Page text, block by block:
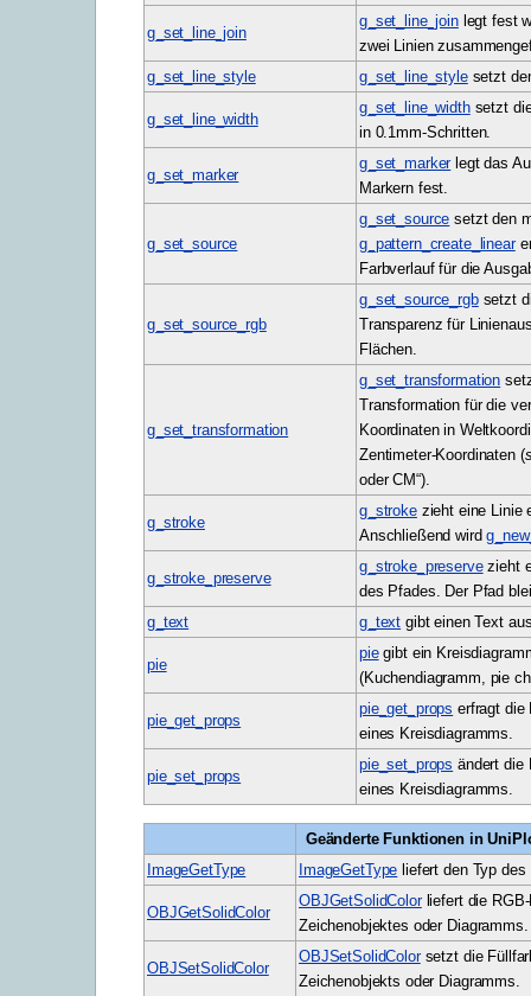
g_set_line_join
g_set_line_joinlegt fest
zwei Linien
g_set_line_style
g_set_line_stylesetzt
g_set_line_width
g_set_line_widthsetzt
in 0.1mm-Schritten.
g_set_marker
g_set_markerlegt das
Markern fest.
g_set_source
g_set_source setzt den
g_pattern_create_linear
Farbverlauf für die
g_set_source_rgb
g_set_source_rgbsetzt
Transparenz für
Flächen.
g_set_transformation
g_set_transformation
Transformation für die
Koordinaten in
Zentimeter-Koordinaten (
oder CM“).
g_stroke
g_strokezieht eine Linie
Anschließend wird
g_stroke_preserve
g_stroke_preservezieht
des Pfades. Der Pfad
g_text
g_text gibt einen Text
pie
piegibt ein
(Kuchendiagramm, pie
pie_get_props
pie_get_props erfragt die
eines Kreisdiagramms.
pie_set_props
pie_set_props ändert die
eines Kreisdiagramms.
Geänderte Funktionen in
ImageGetType
ImageGetType liefert den Typ
OBJGetSolidColor
OBJGetSolidColorliefert die
Zeichenobjektes oder Diagramms.
OBJSetSolidColor
OBJSetSolidColorsetzt die
Zeichenobjekts oder Diagramms.